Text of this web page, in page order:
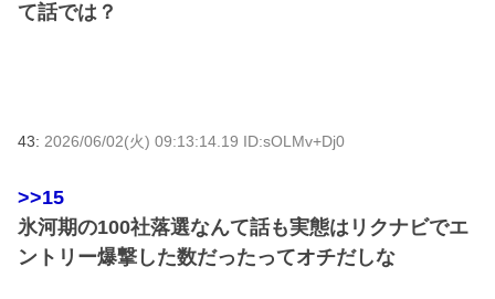
て話では？
43: 2026/06/02(火) 09:13:14.19 ID:sOLMv+Dj0
>>15
氷河期の100社落選なんて話も実態はリクナビでエ
ントリー爆撃した数だったってオチだしな